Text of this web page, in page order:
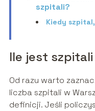
szpitali?
Kiedy
Ile jest
Od razu warto
liczba szpitali w
definicji. Jeśli